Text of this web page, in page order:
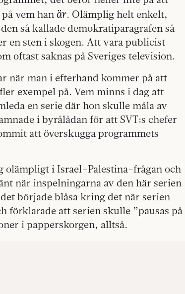
vem han är. Olämplig helt enkelt,
så kallade demokratiparagrafen så
en sten i skogen. Att vara publicist
oftast saknas på Sveriges television.
när man i efterhand kommer på att
exempel på. Vem minns i dag att
en serie där hon skulle måla av
i byrålådan för att SVT:s chefer
att överskugga programmets
i Israel–Palestina-frågan och
när inspelningarna av den här serien
började blåsa kring det när serien
förklarade att serien skulle ”pausas på
i papperskorgen, alltså.